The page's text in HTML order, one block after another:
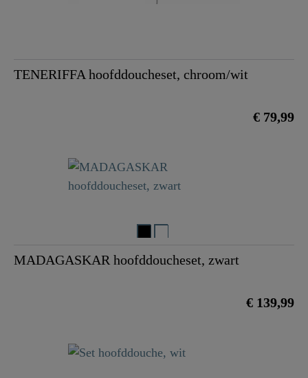
TENERIFFA hoofddoucheset, chroom/wit
€ 79,99
MADAGASKAR hoofddoucheset, zwart
€ 139,99